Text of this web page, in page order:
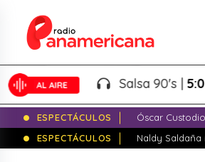
Salsa 90's |5:00AM
ESPECTÁCULOS
Óscar
ESPECTÁCULOS
Naldy